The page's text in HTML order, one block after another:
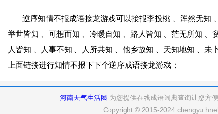
逆序知情不报成语接龙游戏可以接报李投桃 、浑然无知
举世皆知 、可想而知 、冷暖自知 、路人皆知 、茫无所知 、
人皆知 、人事不知 、人所共知 、他乡故知 、天知地知 、未
上面链接进行知情不报下下个逆序成语接龙游戏；
河南天气生活圈 为您提供在线成语词典查询让您方
Copyright © 2015-2024